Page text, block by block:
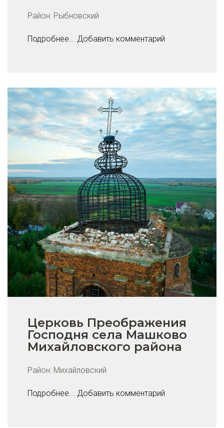
Район: Рыбновский
Подробнее... Добавить комментарий
Церковь Преображения
Господня села Машково
Михайловского района
Район: Михайловский
Подробнее... Добавить комментарий